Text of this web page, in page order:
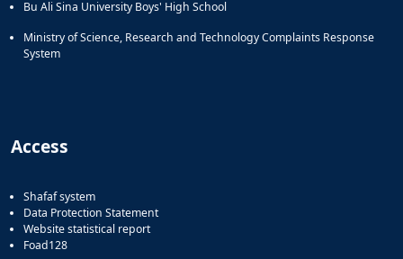
Bu Ali Sina University Boys' High School
Ministry of Science, Research and Technology Complaints Response
System
Access
Shafaf system
Data Protection Statement
Website statistical report
Foad128